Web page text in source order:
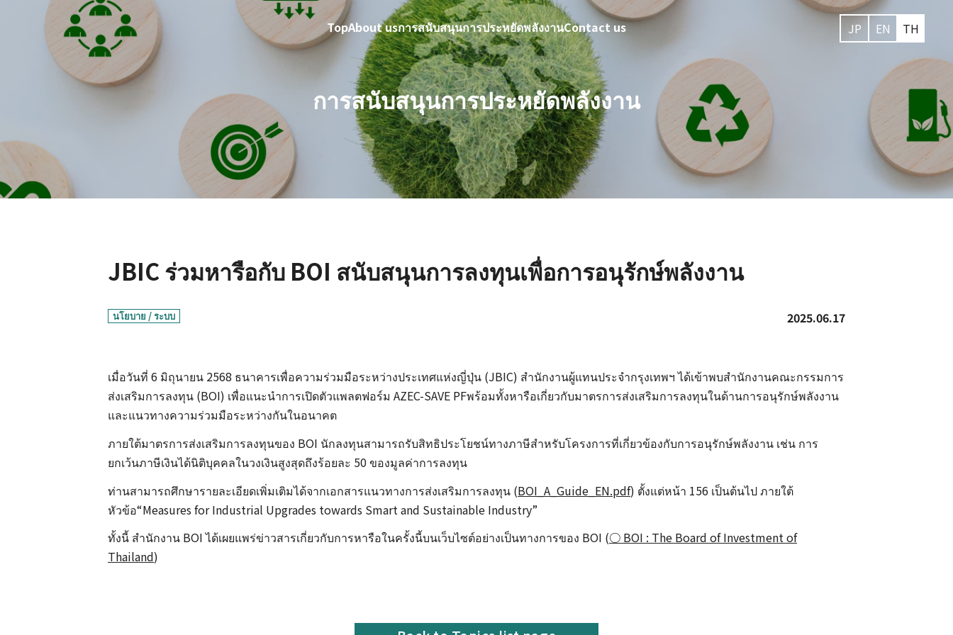
TopAbout usการสนับสนุนการประหยัดพลังงานContact us JP EN TH
การสนับสนุนการประหยัดพลังงาน
JBIC ร่วมหารือกับ BOI สนับสนุนการลงทุนเพื่อการอนุรักษ์พลังงาน
นโยบาย / ระบบ 2025.06.17
เมื่อวันที่ 6 มิถุนายน 2568 ธนาคารเพื่อความร่วมมือระหว่างประเทศแห่งญี่ปุ่น (JBIC) สำนักงานผู้แทนประจำกรุงเทพฯ ได้เข้าพบสำนักงานคณะกรรมการ
ส่งเสริมการลงทุน (BOI) เพื่อแนะนำการเปิดตัวแพลตฟอร์ม AZEC-SAVE PFพร้อมทั้งหารือเกี่ยวกับมาตรการส่งเสริมการลงทุนในด้านการอนุรักษ์พลังงาน
และแนวทางความร่วมมือระหว่างกันในอนาคต
ภายใต้มาตรการส่งเสริมการลงทุนของ BOI นักลงทุนสามารถรับสิทธิประโยชน์ทางภาษีสำหรับโครงการที่เกี่ยวข้องกับการอนุรักษ์พลังงาน เช่น การ
ยกเว้นภาษีเงินได้นิติบุคคลในวงเงินสูงสุดถึงร้อยละ 50 ของมูลค่าการลงทุน
ท่านสามารถศึกษารายละเอียดเพิ่มเติมได้จากเอกสารแนวทางการส่งเสริมการลงทุน (BOI_A_Guide_EN.pdf) ตั้งแต่หน้า 156 เป็นต้นไป ภายใต้
หัวข้อ“Measures for Industrial Upgrades towards Smart and Sustainable Industry”
ทั้งนี้ สำนักงาน BOI ได้เผยแพร่ข่าวสารเกี่ยวกับการหารือในครั้งนี้บนเว็บไซต์อย่างเป็นทางการของ BOI (○ BOI : The Board of Investment of
Thailand)